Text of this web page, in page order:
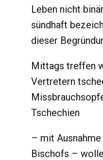
Leben nicht
sündhaft
dieser
Mittags treffen
Vertretern
Tschechien
– mit
Bischofs –